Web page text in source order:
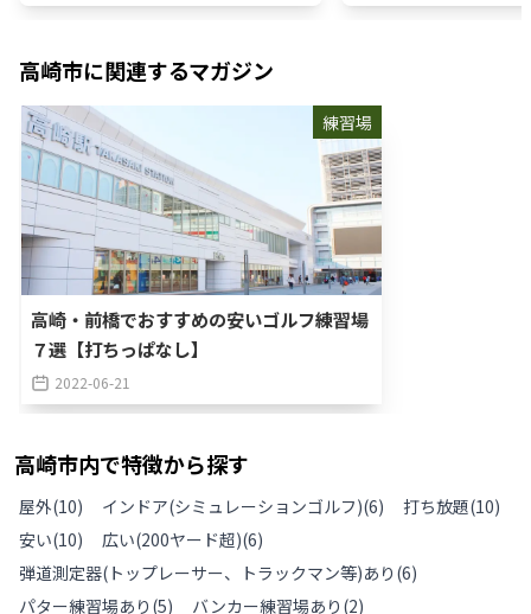
高崎市に関連するマガジン
練習場
高崎・前橋でおすすめの安いゴルフ練習場
７選【打ちっぱなし】
2022-06-21
高崎市内で特徴から探す
屋外(10) インドア(シミュレーションゴルフ)(6) 打ち放題(10)
安い(10) 広い(200ヤード超)(6)
弾道測定器(トップレーサー、トラックマン等)あり (6)
パター練習場あり (5) バンカー練習場あり (2)